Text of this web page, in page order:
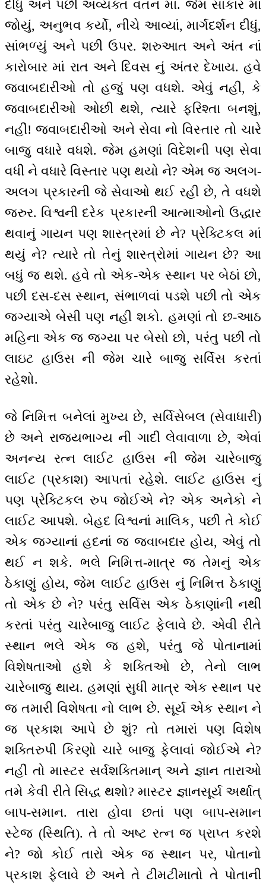
દીધું અને પછી અવ્યક્ત વતન માં. જેમ સાકાર માં
જોયું, અનુભવ કર્યો, નીચે આવ્યાં, માર્ગદર્શન દીધું,
સાંભળ્યું અને પછી ઉપર. શરુઆત અને અંત નાં
કારોબાર માં રાત અને દિવસ નું અંતર દેખાય. હવે
જવાબદારીઓ તો હજું પણ વધશે. એવું નહીં, કે
જવાબદારીઓ ઓછી થશે, ત્યારે ફરિશ્તા બનશું,
નહીં! જવાબદારીઓ અને સેવા નો વિસ્તાર તો ચારે
બાજુ વધારે વધશે. જેમ હમણાં વિદેશની પણ સેવા
વધી ને વધારે વિસ્તાર પણ થયો ને? એમ જ અલગ-
અલગ પ્રકારની જે સેવાઓ થઈ રહી છે, તે વધશે
જરુર. વિશ્વની દરેક પ્રકારની આત્માઓનો ઉદ્ધાર
થવાનું ગાયન પણ શાસ્ત્રમાં છે ને? પ્રેક્ટિકલ માં
થયું ને? ત્યારે તો તેનું શાસ્ત્રોમાં ગાયન છે? આ
બધું જ થશે. હવે તો એક-એક સ્થાન પર બેઠાં છો,
પછી દસ-દસ સ્થાન, સંભાળવાં પડશે પછી તો એક
જગ્યાએ બેસી પણ નહીં શકો. હમણાં તો છ-આઠ
મહિના એક જ જગ્યા પર બેસો છો, પરંતુ પછી તો
લાઇટ હાઉસ ની જેમ ચારે બાજુ સર્વિસ કરતાં
રહેશો.
જે નિમિત્ત બનેલાં મુખ્ય છે, સર્વિસેબલ (સેવાધારી)
છે અને રાજ્યભાગ્ય ની ગાદી લેવાવાળા છે, એવાં
અનન્ય રત્ન લાઈટ હાઉસ ની જેમ ચારેબાજુ
લાઈટ (પ્રકાશ) આપતાં રહેશે. લાઈટ હાઉસ નું
પણ પ્રેક્ટિકલ રુપ જોઈએ ને? એક અનેકો ને
લાઈટ આપશે. બેહદ વિશ્વનાં માલિક, પછી તે કોઈ
એક જગ્યાનાં હદનાં જ જવાબદાર હોય, એવું તો
થઈ ન શકે. ભલે નિમિત્ત-માત્ર જ તેમનું એક
ઠેકાણું હોય, જેમ લાઈટ હાઉસ નું નિમિત્ત ઠેકાણું
તો એક છે ને? પરંતુ સર્વિસ એક ઠેકાણાંની નથી
કરતાં પરંતુ ચારેબાજુ લાઈટ ફેલાવે છે. એવી રીતે
સ્થાન ભલે એક જ હશે, પરંતુ જે પોતાનામાં
વિશેષતાઓ હશે કે શક્તિઓ છે, તેનો લાભ
ચારેબાજુ થાય. હમણાં સુધી માત્ર એક સ્થાન પર
જ તમારી વિશેષતા નો લાભ છે. સૂર્ય એક સ્થાન ને
જ પ્રકાશ આપે છે શું? તો તમારાં પણ વિશેષ
શક્તિરુપી કિરણો ચારે બાજુ ફેલાવાં જોઈએ ને?
નહીં તો માસ્ટર સર્વશક્તિમાન્ અને જ્ઞાન તારાઓ
તમે કેવી રીતે સિદ્ધ થશો? માસ્ટર જ્ઞાનસૂર્ય અર્થાત્
બાપ-સમાન. તારા હોવા છતાં પણ બાપ-સમાન
સ્ટેજ (સ્થિતિ). તે તો અષ્ટ રત્ન જ પ્રાપ્ત કરશે
ને? જો કોઈ તારો એક જ સ્થાન પર, પોતાનો
પ્રકાશ ફેલાવે છે અને તે ટીમટીમાતો તે પોતાની